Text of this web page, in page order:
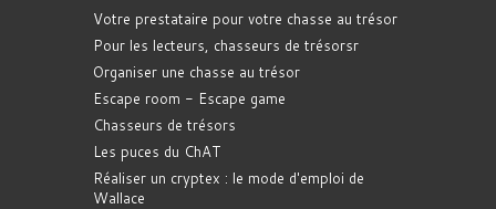
Votre prestataire pour votre chasse au trésor
Pour les lecteurs, chasseurs de trésorsr
Organiser une chasse au trésor
Escape room - Escape game
Chasseurs de trésors
Les puces du ChAT
Réaliser un cryptex : le mode d'emploi de
Wallace